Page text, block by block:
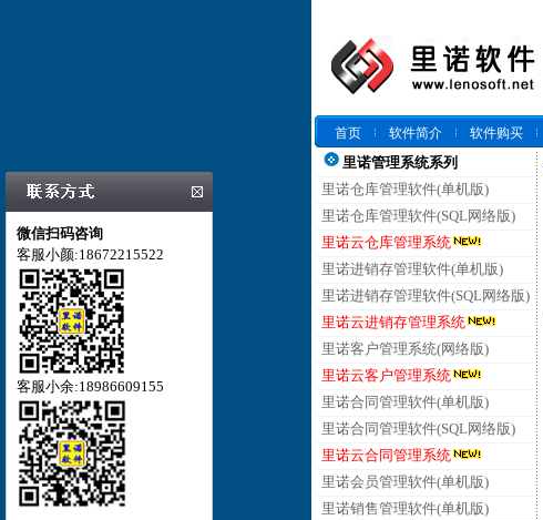
首页 软件简介 软件购买
里诺管理系统系列
里诺仓库管理软件(单机版)
里诺仓库管理软件(SQL网络版)
里诺云仓库管理系统
里诺进销存管理软件(单机版)
里诺进销存管理软件(SQL网络版)
里诺云进销存管理系统
里诺客户管理系统(网络版)
里诺云客户管理系统
里诺合同管理软件(单机版)
里诺合同管理软件(SQL网络版)
里诺云合同管理系统
里诺会员管理软件(单机版)
里诺销售管理软件(单机版)
微信扫码咨询
客服小颜:18672215522
客服小余:18986609155